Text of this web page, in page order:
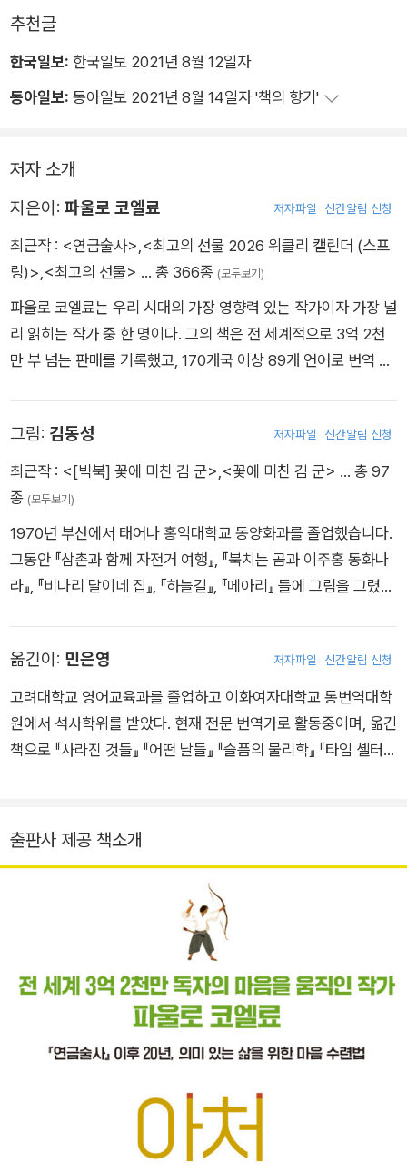
추천글
한국일보: 한국일보 2021년 8월 12일자
동아일보: 동아일보 2021년 8월 14일자 '책의 향기'
저자 소개
지은이: 파울로 코엘료 저자파일 신간알림 신청
최근작 : <연금술사> <최고의 선물 2026 위클리 캘린더 (스프
링)> <최고의 선물> … 총 366종 (모두보기)
파울로 코엘료는 우리 시대의 가장 영향력 있는 작가이자 가장 널
리 읽히는 작가 중 한 명이다. 그의 책은 전 세계적으로 3억 2천
만 부 넘는 판매를 기록했고, 170개국 이상 89개 언어로 번역 출
했으며, 브라질의 싱어송라이터인 하울 세샤스(Raul Seixas)와
협업해 브라질 록 음악의 대표적인 명곡들을 탄생시켰다. 1986
년 한 중요한 만남을 계기로 산티아고데콤포스텔라 순례길에 올
8년 발표한 『연금술사』는 전 세계적인 베스트셀러가 되며 그에
게 국제적 명성을 안겨주었다. 이후 『브리다』 『최고의 선물』 『발
키리들』 『피에트라 강가에서 나는 울었네』 『마크툽』 『다섯 번째
산』 『빛의 전사』 『베로니카, 죽기로 결심하다』 『악마와 미스 프
랭』 『11분』 『아처』 『오 자히르』 『포르토벨로의 마녀』 『흐르는 강
이』 『히피』 등 수많은 작품을 발표하며 전 세계 독자에게 깊은 울
림을 전했다. 2002년 브라질 문학 아카데미 회원으로 선출되었
으며, 2007년에는 UN 평화대사로 임명되었다. 또한 프랑스 정
om 인스타그램 @paulocoelho 페이스북 www.facebook.co
m/paulocoelho
그림: 김동성 저자파일 신간알림 신청
최근작 : <[빅북] 꽃에 미친 김 군> <꽃에 미친 김 군> … 총 97
종 (모두보기)
1970년 부산에서 태어나 홍익대학교 동양화과를 졸업했습니다.
그동안 『삼촌과 함께 자전거 여행』, 『북치는 곰과 이주홍 동화나
라』, 『비나리 달이네 집』, 『하늘길』, 『메아리』 들에 그림을 그렸습
되었습니다.
옮긴이: 민은영 저자파일 신간알림 신청
고려대학교 영어교육과를 졸업하고 이화여자대학교 통번역대학
원에서 석사학위를 받았다. 현재 전문 번역가로 활동중이며, 옮긴
책으로 『사라진 것들』 『어떤 날들』 『슬픔의 물리학』 『타임 셸터』
들』 『존 치버의 편지』 『여름의 끝』 『에논』 『내 휴식과 이완의 해』
출판사 제공 책소개